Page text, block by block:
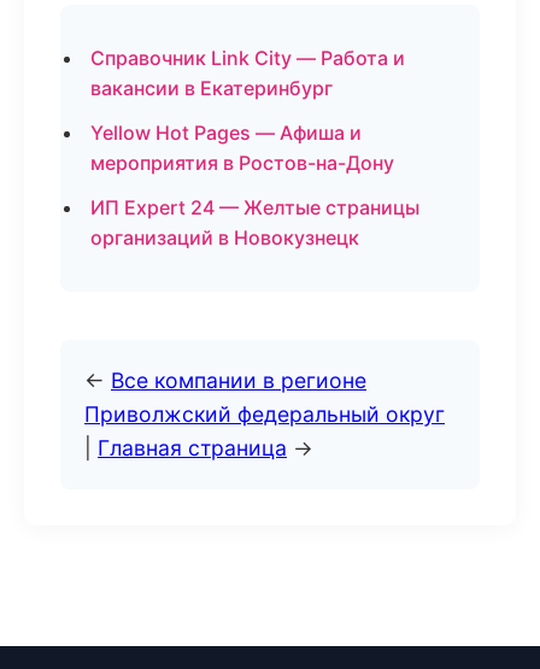
Справочник Link City — Работа и
вакансии в Екатеринбург
Yellow Hot Pages — Афиша и
мероприятия в Ростов-на-Дону
ИП Expert 24 — Желтые страницы
организаций в Новокузнецк
← Все компании в регионе
Приволжский федеральный округ
Главная страница →